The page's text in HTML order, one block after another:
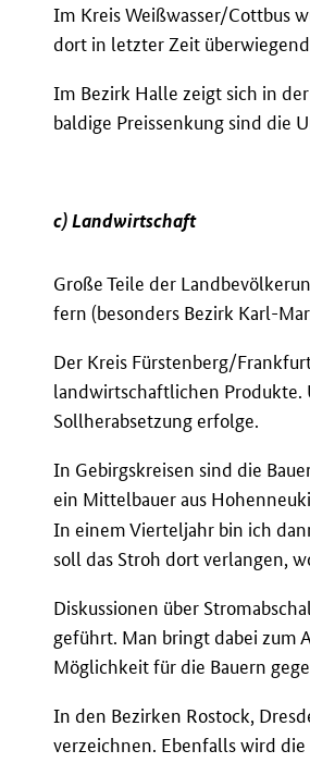
Im Kreis Weißwasser/Cottbus
dort in letzter Zeit
Im Bezirk Halle zeigt sich in der
baldige Preissenkung sind die
c) Landwirtschaft
Große Teile der
fern (besonders Bezirk Karl-
Der Kreis Fürstenberg/
landwirtschaftlichen Produkte.
Sollherabsetzung erfolge.
In Gebirgskreisen sind die
ein Mittelbauer aus
In einem Vierteljahr bin ich
soll das Stroh dort verlangen,
Diskussionen über
geführt. Man bringt dabei zum
Möglichkeit für die Bauern
In den Bezirken Rostock,
verzeichnen. Ebenfalls wird